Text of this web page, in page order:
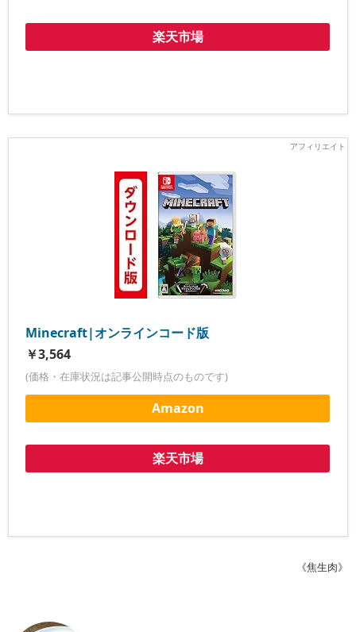
楽天市場
Minecraft|オンラインコード版
￥3,564
(価格・在庫状況は記事公開時点のものです)
Amazon
楽天市場
《焦生肉》